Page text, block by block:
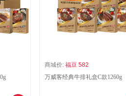
商城价: 福豆 582
万威客经典牛排礼盒C款1260g